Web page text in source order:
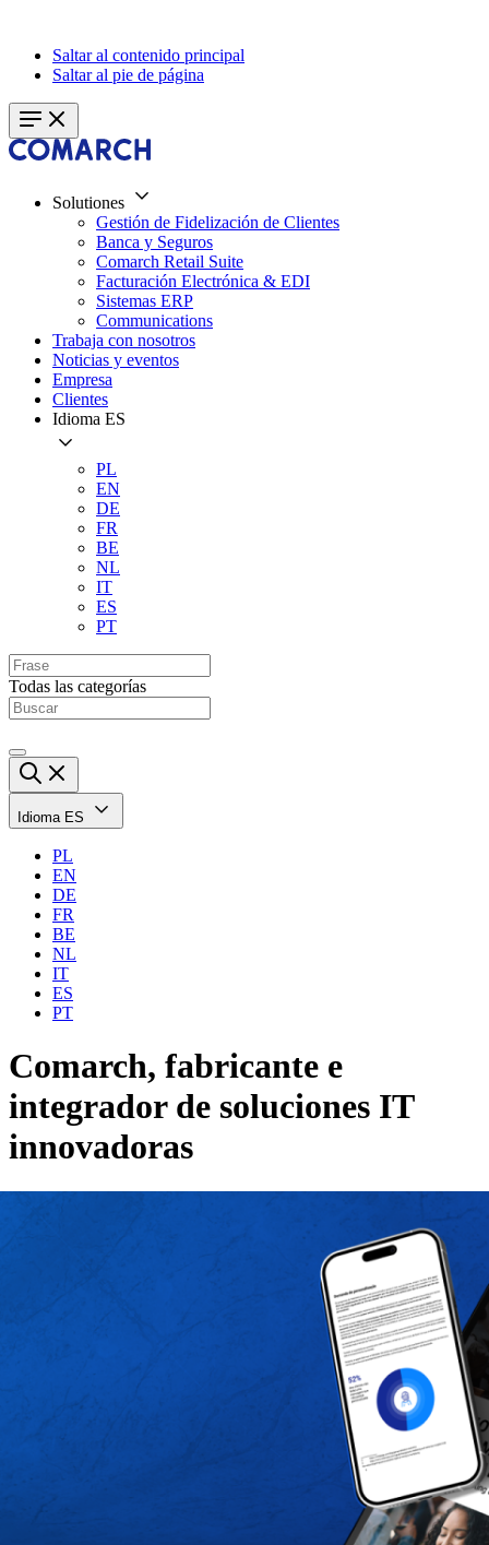
Saltar al contenido principal
Saltar al pie de página
Solutiones
Gestión de Fidelización de Clientes
Banca y Seguros
Comarch Retail Suite
Facturación Electrónica & EDI
Sistemas ERP
Communications
Trabaja con nosotros
Noticias y eventos
Empresa
Clientes
Idioma ES
PL
EN
DE
FR
BE
NL
IT
ES
PT
Todas las categorías
Idioma ES
PL
EN
DE
FR
BE
NL
IT
ES
PT
Comarch, fabricante e
integrador de soluciones IT
innovadoras